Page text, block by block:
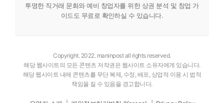
투명한 직거래 문화와 예비 창업자를 위한 상권 분석 및 창업 가
이드도 무료로 확인하실 수 있습니다.
Copyright. 2022. maninpost all rights reserved.
해당 웹사이트의 모든 콘텐츠 저작권은 웹사이트 소유자에게 있습니다.
해당 웹사이트 내에 콘텐츠를 무단 복제, 수정, 배포, 상업적 이용 시 법적
책임을 질 수 있음을 경고합니다.